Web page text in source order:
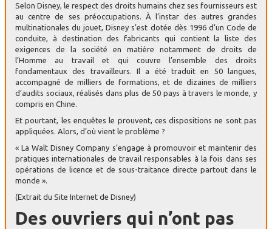
Selon Disney, le respect des droits humains chez ses fournisseurs est
au centre de ses préoccupations. À l’instar des autres grandes
multinationales du jouet, Disney s’est dotée dès 1996 d’un Code de
conduite, à destination des fabricants qui contient la liste des
exigences de la société en matière notamment de droits de
l’Homme au travail et qui couvre l’ensemble des droits
fondamentaux des travailleurs. Il a été traduit en 50 langues,
accompagné de milliers de formations, et de dizaines de milliers
d’audits sociaux, réalisés dans plus de 50 pays à travers le monde, y
compris en Chine.
Et pourtant, les enquêtes le prouvent, ces dispositions ne sont pas
appliquées. Alors, d’où vient le problème ?
« La Walt Disney Company s’engage à promouvoir et maintenir des
pratiques internationales de travail responsables à la fois dans ses
opérations de licence et de sous-traitance directe partout dans le
monde ».
(Extrait du Site Internet de Disney)
Des ouvriers qui n’ont pas